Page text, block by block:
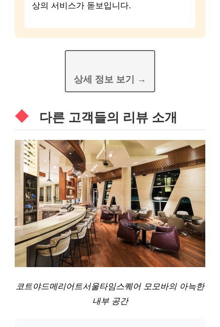
상의 서비스가 돋보입니다.
상세 정보 보기 →
다른 고객들의 리뷰 소개
코트야드메리어트서울타임스퀘어 모모바의 아늑한
내부 공간